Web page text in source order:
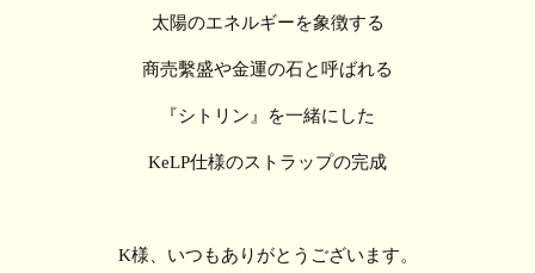
太陽のエネルギーを象徴する
商売繫盛や金運の石と呼ばれる
『シトリン』を一緒にした
KeLP仕様のストラップの完成
K様、いつもありがとうございます。